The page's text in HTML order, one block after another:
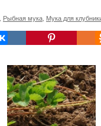
Рыбная мука Мука для